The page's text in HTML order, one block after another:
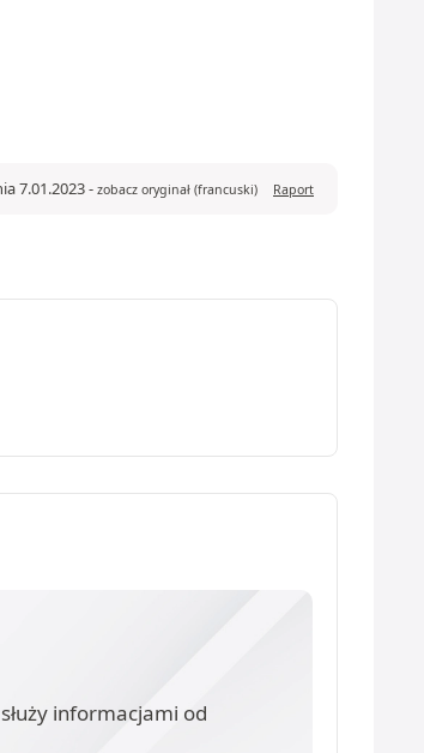
7.01.2023- zobacz oryginał (francuski) Raport
informacjami od